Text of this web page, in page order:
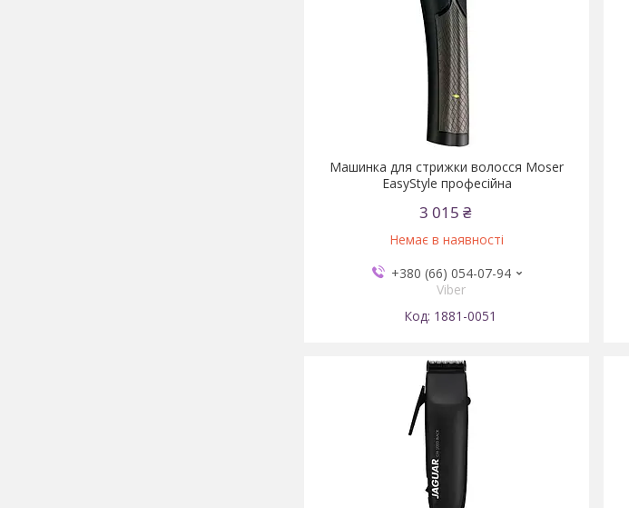
Машинка для стрижки волосся Moser
EasyStyle професійна
3 015 ₴
Немає в наявності
+380 (66) 054-07-94
Viber
1881-0051